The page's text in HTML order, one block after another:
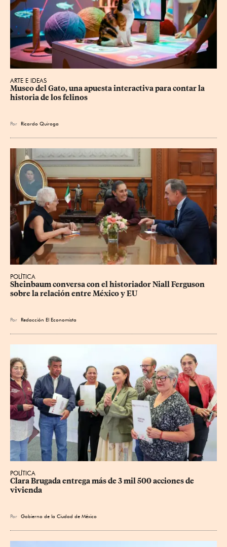
ARTE E IDEAS
Museo del Gato, una apuesta interactiva para contar la
historia de los felinos
Por Ricardo Quiroga
POLÍTICA
Sheinbaum conversa con el historiador Niall Ferguson
sobre la relación entre México y EU
Por Redacción El Economista
POLÍTICA
Clara Brugada entrega más de 3 mil 500 acciones de
vivienda
Por Gobierno de la Ciudad de México